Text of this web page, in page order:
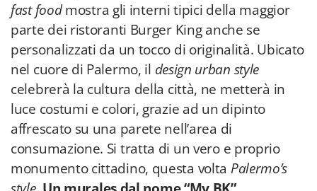
fast foodmostra gli interni tipici della maggior
parte dei ristoranti Burger King anche se
personalizzati da un tocco di originalità. Ubicato
nel cuore di Palermo, il design urban style
celebrerà la cultura della città, ne metterà in
luce costumi e colori, grazie ad un dipinto
affrescato su una parete nell’area di
consumazione. Si tratta di un vero e proprio
monumento cittadino, questa volta Palermo’s